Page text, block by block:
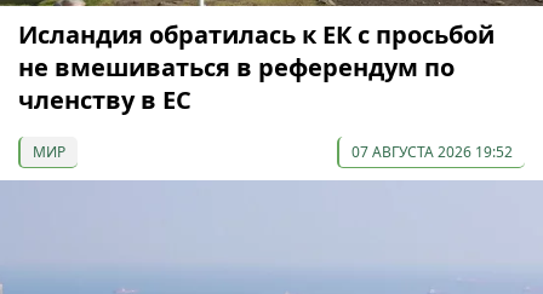
Исландия обратилась к ЕК с просьбой
не вмешиваться в референдум по
членству в ЕС
МИР 07 АВГУСТА 2026 19:52